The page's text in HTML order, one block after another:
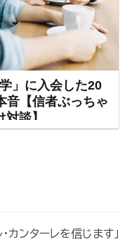
」に入会した20
音【信者ぶっちゃ
対談】
カンターレを信じます」